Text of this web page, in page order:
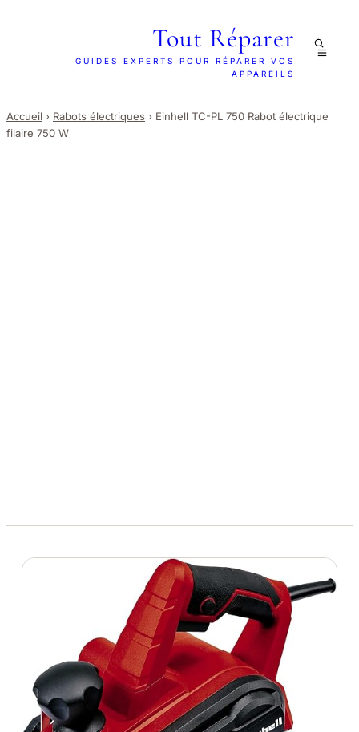
Tout Réparer
GUIDES EXPERTS POUR RÉPARER VOS
APPAREILS
Accueil › Rabots électriques › Einhell TC-PL 750 Rabot électrique
filaire 750 W